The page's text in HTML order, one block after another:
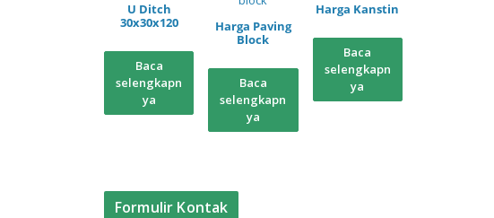
U Ditch
30x30x120
Baca
selengkapn
ya
Harga Paving
Block
Baca
selengkapn
ya
Harga Kanstin
Baca
selengkapn
ya
Formulir Kontak